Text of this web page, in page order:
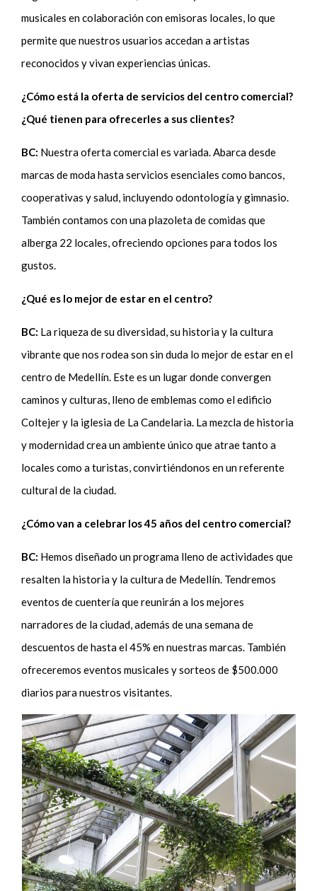
musicales en colaboración con emisoras locales, lo que
permite que nuestros usuarios accedan a artistas
reconocidos y vivan experiencias únicas.
¿Cómo está la oferta de servicios del centro comercial?
¿Qué tienen para ofrecerles a sus clientes?
BC: Nuestra oferta comercial es variada. Abarca desde
marcas de moda hasta servicios esenciales como bancos,
cooperativas y salud, incluyendo odontología y gimnasio.
También contamos con una plazoleta de comidas que
alberga 22 locales, ofreciendo opciones para todos los
gustos.
¿Qué es lo mejor de estar en el centro?
BC: La riqueza de su diversidad, su historia y la cultura
vibrante que nos rodea son sin duda lo mejor de estar en el
centro de Medellín. Este es un lugar donde convergen
caminos y culturas, lleno de emblemas como el edificio
Coltejer y la iglesia de La Candelaria. La mezcla de historia
y modernidad crea un ambiente único que atrae tanto a
locales como a turistas, convirtiéndonos en un referente
cultural de la ciudad.
¿Cómo van a celebrar los 45 años del centro comercial?
BC: Hemos diseñado un programa lleno de actividades que
resalten la historia y la cultura de Medellín. Tendremos
eventos de cuentería que reunirán a los mejores
narradores de la ciudad, además de una semana de
descuentos de hasta el 45% en nuestras marcas. También
ofreceremos eventos musicales y sorteos de $500.000
diarios para nuestros visitantes.